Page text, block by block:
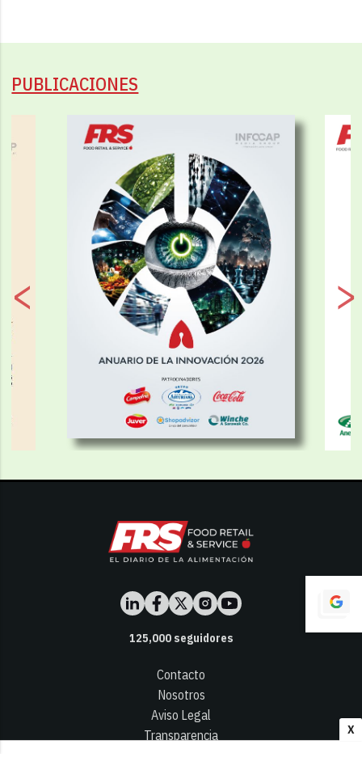
X
PUBLICACIONES
125,000seguidores
Contacto
Nosotros
Aviso Legal
Transparencia